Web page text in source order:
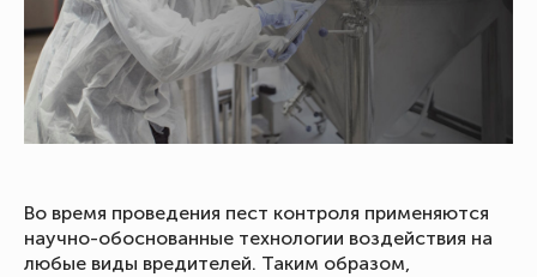
Во время проведения пест контроля применяются
научно-обоснованные технологии воздействия на
любые виды вредителей. Таким образом,